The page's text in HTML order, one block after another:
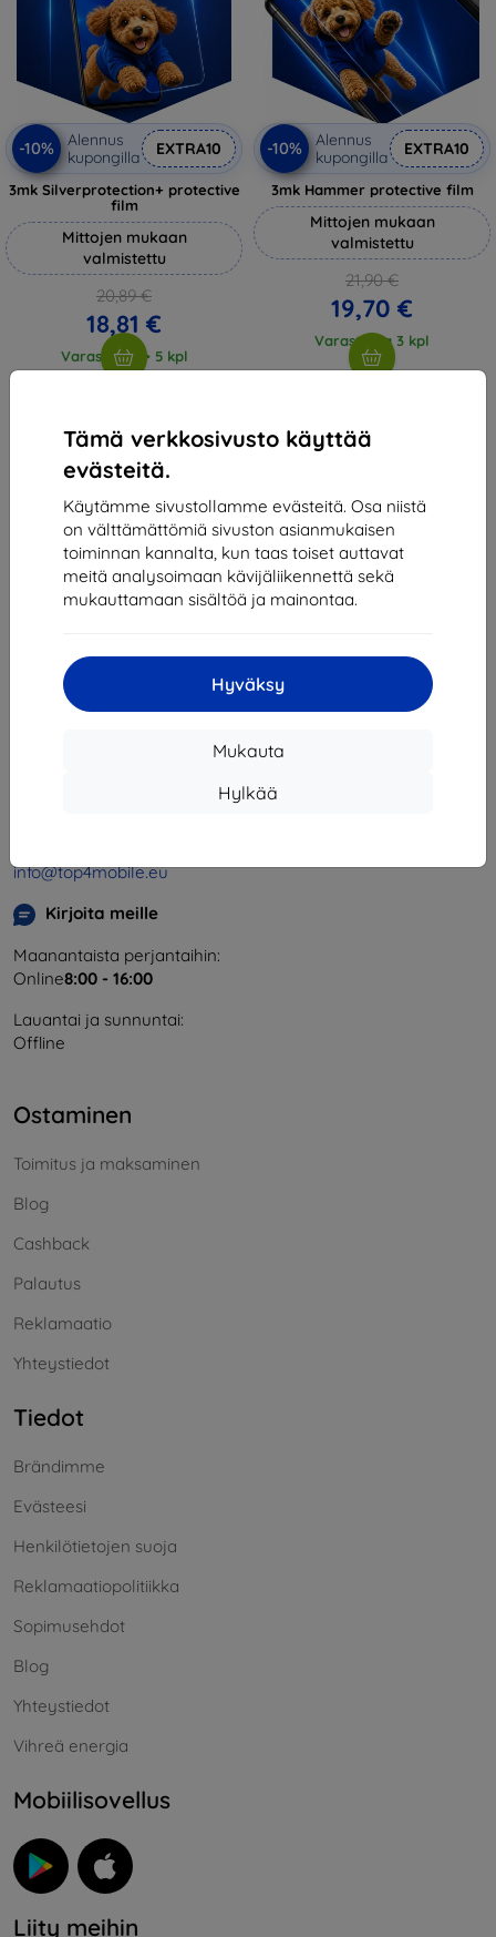
Tämä verkkosivusto käyttää
evästeitä.
Käytämme sivustollamme evästeitä. Osa niistä
on välttämättömiä sivuston asianmukaisen
toiminnan kannalta, kun taas toiset auttavat
meitä analysoimaan kävijäliikennettä sekä
mukauttamaan sisältöä ja mainontaa.
Hyväksy
Mukauta
Hylkää
-10%
Alennus
kupongilla
EXTRA10
3mk Silverprotection+ protective
film
Mittojen mukaan
valmistettu
20,89 €
18,81 €
Varastossa > 5 kpl
-10%
Alennus
kupongilla
EXTRA10
3mk Hammer protective film
Mittojen mukaan
valmistettu
21,90 €
19,70 €
Varastossa 3 kpl
yhteensä .
«
Shield-SK s.r.o.
SK2023549671
info@top4mobile.eu
Kirjoita meille
Maanantaista perjantaihin:
Online8:00 - 16:00
Lauantai ja sunnuntai:
Offline
Ostaminen
Toimitus ja maksaminen
Blog
Cashback
Palautus
Reklamaatio
Yhteystiedot
Tiedot
Brändimme
Evästeesi
Henkilötietojen suoja
Reklamaatiopolitiikka
Sopimusehdot
Blog
Yhteystiedot
Vihreä energia
Mobiilisovellus
Liity meihin